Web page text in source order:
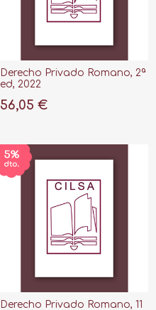
Derecho Privado Romano, 2ª
ed, 2022
56,05 €
Derecho Privado Romano, 11